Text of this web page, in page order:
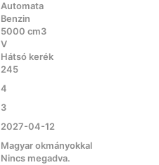
Automata
Benzin
5000 cm3
V
Hátsó kerék
245
4
3
2027-04-12
Magyar okmányokkal
Nincs megadva.